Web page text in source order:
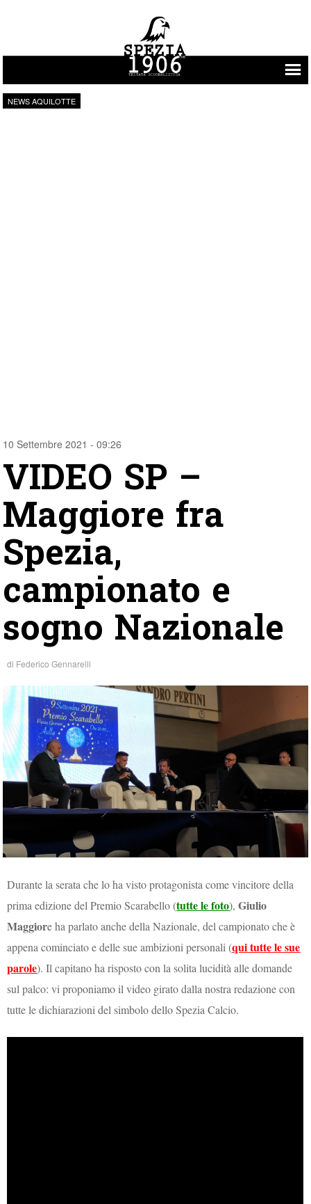
Vai al contenuto
NEWS AQUILOTTE
10 Settembre 2021 - 09:26
VIDEO SP –
Maggiore fra
Spezia,
campionato e
sogno Nazionale
di Federico Gennarelli
Durante la serata che lo ha visto protagonista come vincitore della
prima edizione del Premio Scarabello (tutte le foto),Giulio
Maggiore ha parlato anche della Nazionale, del campionato che è
appena cominciato e delle sue ambizioni personali (qui tutte le sue
parole). Il capitano ha risposto con la solita lucidità alle domande
sul palco: vi proponiamo il video girato dalla nostra redazione con
tutte le dichiarazioni del simbolo dello Spezia Calcio.